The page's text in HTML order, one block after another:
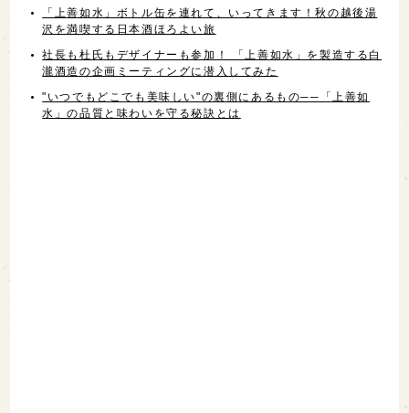
「上善如水」ボトル缶を連れて、いってきます！秋の越後湯
沢を満喫する日本酒ほろよい旅
社長も杜氏もデザイナーも参加！ 「上善如水」を製造する白
瀧酒造の企画ミーティングに潜入してみた
"いつでもどこでも美味しい"の裏側にあるもの──「上善如
水」の品質と味わいを守る秘訣とは